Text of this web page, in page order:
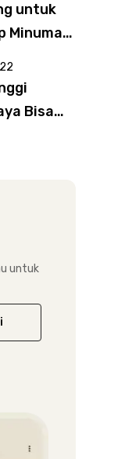
untuk
Minuman
Bisa
untuk